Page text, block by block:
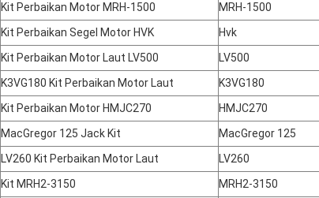
Kit Perbaikan Motor MRH-1500 MRH-1500
Kit Perbaikan Segel Motor HVK Hvk
Kit Perbaikan Motor Laut LV500 LV500
K3VG180 Kit Perbaikan Motor Laut K3VG180
Kit Perbaikan Motor HMJC270 HMJC270
MacGregor 125 Jack Kit MacGregor 125
LV260 Kit Perbaikan Motor Laut LV260
Kit MRH2-3150 MRH2-3150